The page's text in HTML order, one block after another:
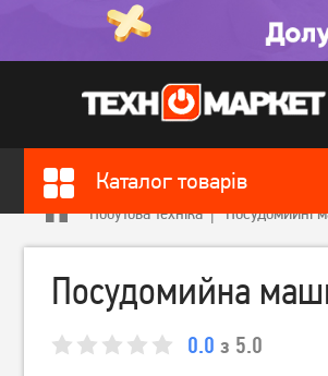
Каталог товарів
Побутова техніка Посудомийні
Посудомийна
0.0 з 5.0